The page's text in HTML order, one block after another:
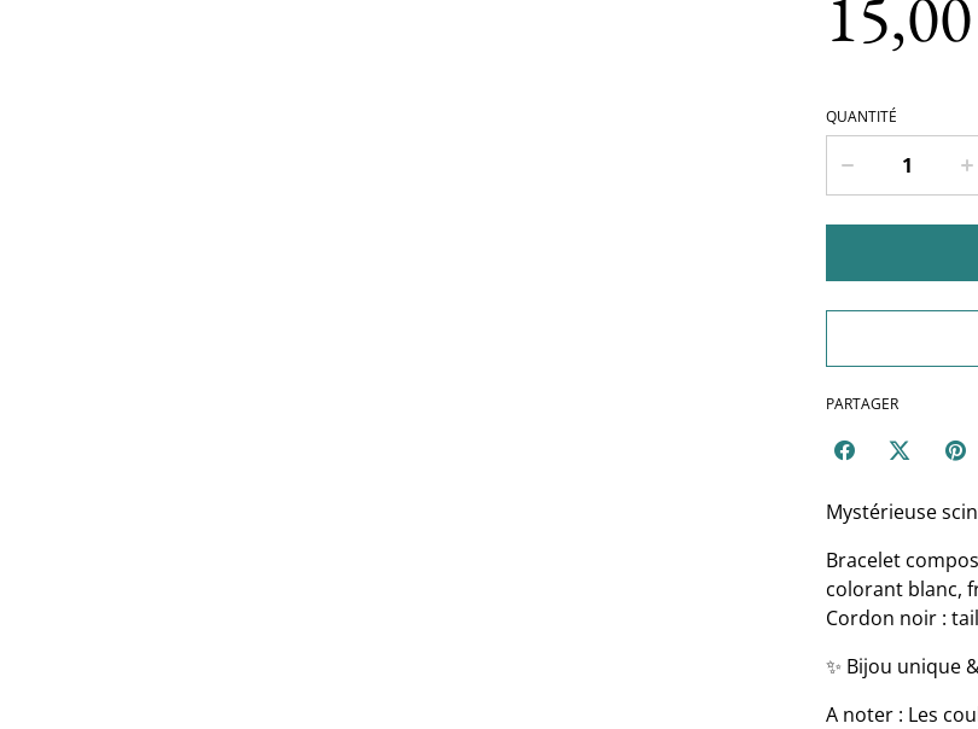
QUANTITÉ
PARTAGER
Mystérieuse
Bracelet
colorant blanc,
Cordon noir :
✨ Bijou unique
A noter : Les